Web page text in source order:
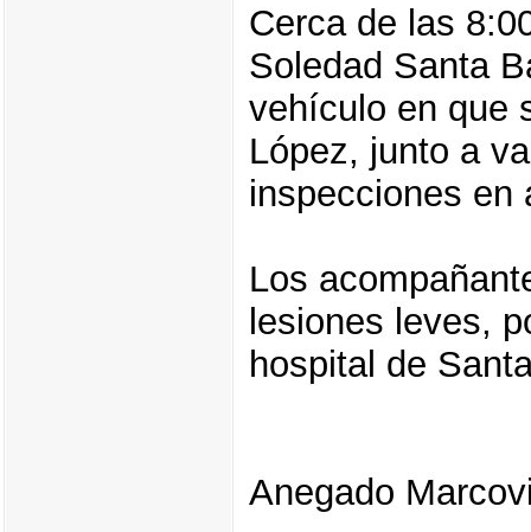
Cerca de las
Soledad Santa
vehículo en que
López, junto a
inspecciones en
Los
lesiones leves,
hospital de
Anegado